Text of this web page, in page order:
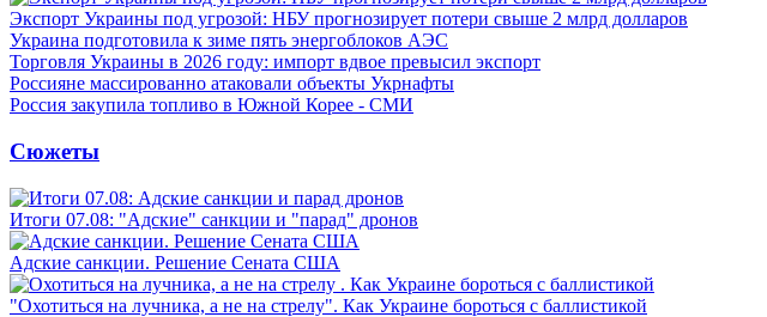
Экспорт Украины под угрозой: НБУ прогнозирует потери свыше 2 млрд долларов
Украина подготовила к зиме пять энергоблоков АЭС
Торговля Украины в 2026 году: импорт вдвое превысил экспорт
Россияне массированно атаковали объекты Укрнафты
Россия закупила топливо в Южной Корее - СМИ
Сюжеты
Итоги 07.08: "Адские" санкции и "парад" дронов
Адские санкции. Решение Сената США
"Охотиться на лучника, а не на стрелу". Как Украине бороться с баллистикой